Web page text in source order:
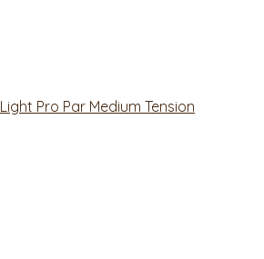
Pro Par Medium Tension